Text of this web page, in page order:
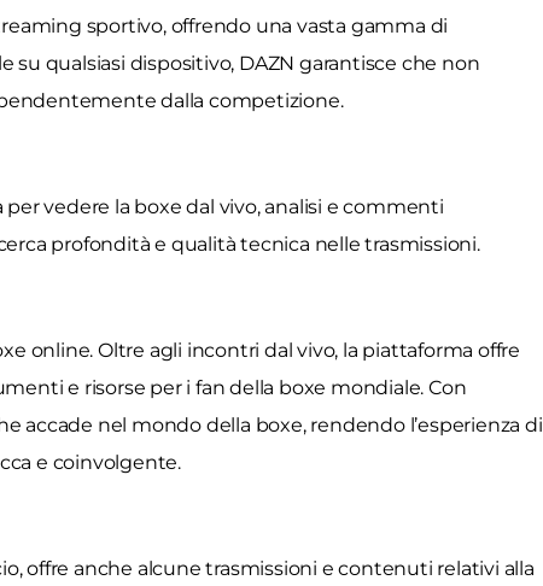
sportivo, offrendo una vasta gamma di
su qualsiasi dispositivo, DAZN garantisce che non
dalla competizione.
per vedere la boxe dal vivo, analisi e commenti
profondità e qualità tecnica nelle trasmissioni.
online. Oltre agli incontri dal vivo, la piattaforma offre
e risorse per i fan della boxe mondiale. Con
accade nel mondo della boxe, rendendo l’esperienza di
e coinvolgente.
offre anche alcune trasmissioni e contenuti relativi alla